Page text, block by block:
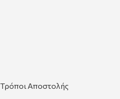
Τρόποι Αποστολής